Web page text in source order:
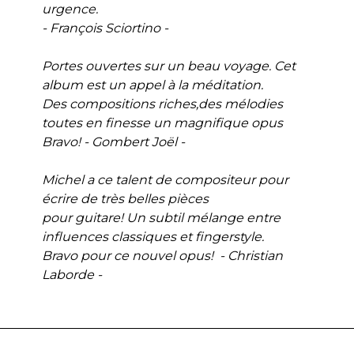
urgence.
- François Sciortino -
Portes ouvertes sur un beau voyage. Cet
album est un appel à la méditation.
Des compositions riches,des mélodies
toutes en finesse un magnifique opus
Bravo! - Gombert Joël -
Michel a ce talent de compositeur pour
écrire de très belles pièces
pour guitare! Un subtil mélange entre
influences classiques et fingerstyle.
Bravo pour ce nouvel opus! - Christian
Laborde -